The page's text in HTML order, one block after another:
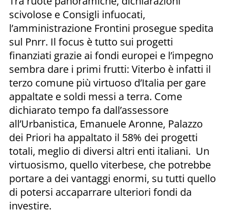
scivolose e Consigli infuocati,
l’amministrazione Frontini prosegue spedita
sul Pnrr. Il focus è tutto sui progetti
finanziati grazie ai fondi europei e l’impegno
sembra dare i primi frutti: Viterbo è infatti il
terzo comune più virtuoso d’Italia per gare
appaltate e soldi messi a terra. Come
dichiarato tempo fa dall’assessore
all’Urbanistica, Emanuele Aronne, Palazzo
dei Priori ha appaltato il 58% dei progetti
totali, meglio di diversi altri enti italiani. Un
virtuosismo, quello viterbese, che potrebbe
portare a dei vantaggi enormi, su tutti quello
di potersi accaparrare ulteriori fondi da
investire.